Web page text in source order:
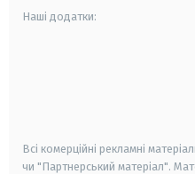
Наші додатки:
Всі комерційні рекламні
чи "Партнерський матеріал".